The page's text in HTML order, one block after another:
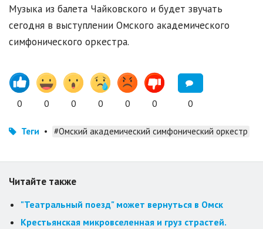
Музыка из балета Чайковского и будет звучать
сегодня в выступлении Омского академического
симфонического оркестра.
0 0 0 0 0 0 0
Теги • #Омский академический симфонический оркестр
Читайте также
"Театральный поезд" может вернуться в Омск
Крестьянская микровселенная и груз страстей.